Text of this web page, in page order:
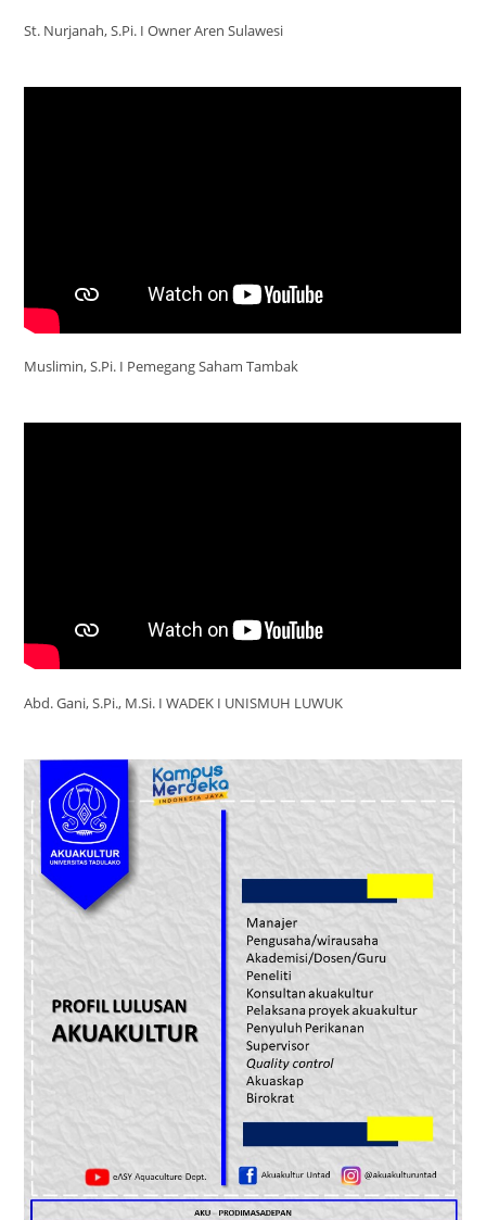
St. Nurjanah, S.Pi. I Owner Aren Sulawesi
Muslimin, S.Pi. I Pemegang Saham Tambak
Abd. Gani, S.Pi., M.Si. I WADEK I UNISMUH LUWUK